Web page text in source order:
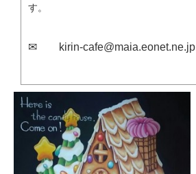
す。
✉ kirin-cafe@maia.eonet.ne.jp